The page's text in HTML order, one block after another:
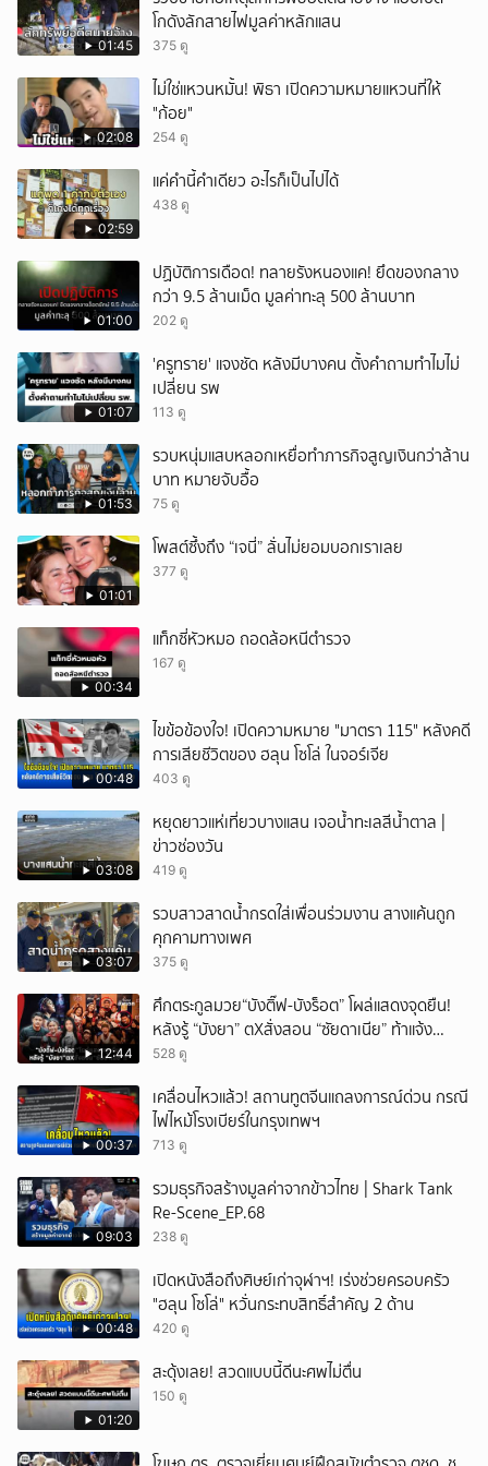
01:45
โกดังลักสายไฟมูลค่าหลักแสน
375 ดู
02:08
ไม่ใช่แหวนหมั้น! พิธา เปิดความหมายแหวนที่ให้
"ก้อย"
254 ดู
02:59
แค่คำนี้คำเดียว อะไรก็เป็นไปได้
438 ดู
01:00
ปฏิบัติการเดือด! ทลายรังหนองแค! ยึดของกลาง
กว่า 9.5 ล้านเม็ด มูลค่าทะลุ 500 ล้านบาท
202 ดู
01:07
'ครูทราย' แจงชัด หลังมีบางคน ตั้งคำถามทำไมไม่
เปลี่ยน รพ
113 ดู
01:53
รวบหนุ่มแสบหลอกเหยื่อทำภารกิจสูญเงินกว่าล้าน
บาท หมายจับอื้อ
75 ดู
01:01
โพสต์ซึ้งถึง “เจนี่” ลั่นไม่ยอมบอกเราเลย
377 ดู
00:34
แท็กซี่หัวหมอ ถอดล้อหนีตำรวจ
167 ดู
00:48
ไขข้อข้องใจ! เปิดความหมาย "มาตรา 115" หลังคดี
การเสียชีวิตของ ฮลุน โซโล่ ในจอร์เจีย
403 ดู
03:08
หยุดยาวแห่เที่ยวบางแสน เจอน้ำทะเลสีน้ำตาล |
ข่าวช่องวัน
419 ดู
03:07
รวบสาวสาดน้ำกรดใส่เพื่อนร่วมงาน สางแค้นถูก
คุกคามทางเพศ
375 ดู
12:44
ศึกตระกูลมวย“บังติ๊ฟ-บังร็อต” โผล่แสดงจุดยืน!
หลังรู้ “บังยา” ตXสั่งสอน “ซัยดาเนีย” ท้าแจ้ง
ความ?
528 ดู
00:37
เคลื่อนไหวแล้ว! สถานทูตจีนแถลงการณ์ด่วน กรณี
ไฟไหม้โรงเบียร์ในกรุงเทพฯ
713 ดู
09:03
รวมธุรกิจสร้างมูลค่าจากข้าวไทย | Shark Tank
Re-Scene_EP.68
238 ดู
00:48
เปิดหนังสือถึงศิษย์เก่าจุฬาฯ! เร่งช่วยครอบครัว
"ฮลุน โซโล่" หวั่นกระทบสิทธิ์สำคัญ 2 ด้าน
420 ดู
01:20
สะดุ้งเลย! สวดแบบนี้ดีนะศพไม่ตื่น
150 ดู